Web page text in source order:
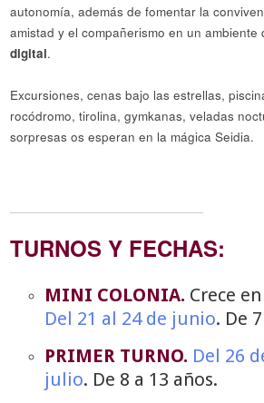
autonomía, además de fomentar la
amistad y el compañerismo en un ambiente
digital.
Excursiones, cenas bajo las estrellas,
rocódromo, tirolina, gymkanas, veladas
sorpresas os esperan en la mágica Seidia.
TURNOS Y FECHAS:
MINI COLONIA. Crece
Del 21 al 24 de junio. De
PRIMER TURNO. Del 26
julio. De 8 a 13 años.